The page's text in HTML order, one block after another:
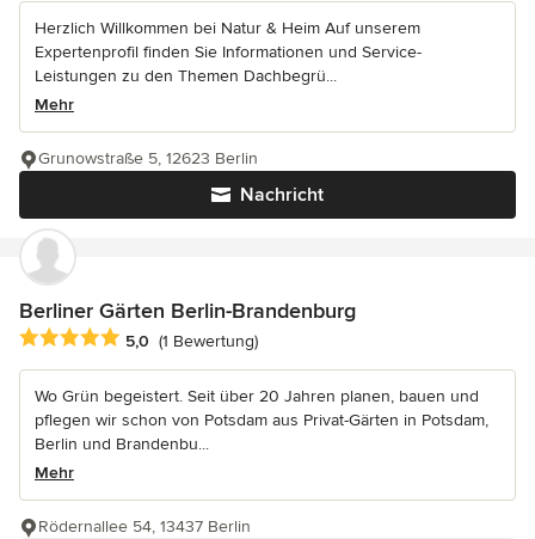
Herzlich Willkommen bei Natur & Heim Auf unserem
Expertenprofil finden Sie Informationen und Service-
Leistungen zu den Themen Dachbegrü...
Mehr
Nachricht
Grunowstraße 5, 12623 Berlin
Berliner Gärten Berlin-Brandenburg
Durchschnittliche Bewertung: 5 von 5 Sternen
5,0 (1 Bewertung)
Wo Grün begeistert. Seit über 20 Jahren planen, bauen und
pflegen wir schon von Potsdam aus Privat-Gärten in Potsdam,
Berlin und Brandenbu...
Mehr
Rödernallee 54, 13437 Berlin